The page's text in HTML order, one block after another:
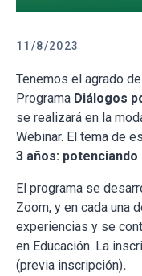
11/8/2023
Tenemos el agrado
Programa Diálogos
se realizará en la
Webinar. El tema de
3 años:
El programa se
Zoom, y en cada una
experiencias y se
en Educación. La
(previa inscripción).